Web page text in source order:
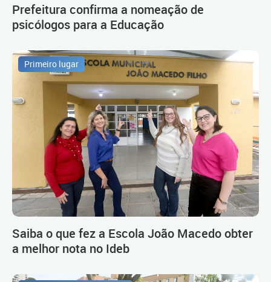
Prefeitura confirma a nomeação de
psicólogos para a Educação
Primeiro lugar
Saiba o que fez a Escola João Macedo obter
a melhor nota no Ideb